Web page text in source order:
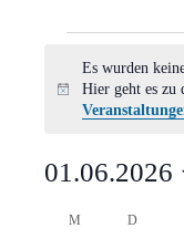
Hinweis
Es wurden
Hier geht es zu
01.06.2026
Kalender
M MONTAG
D